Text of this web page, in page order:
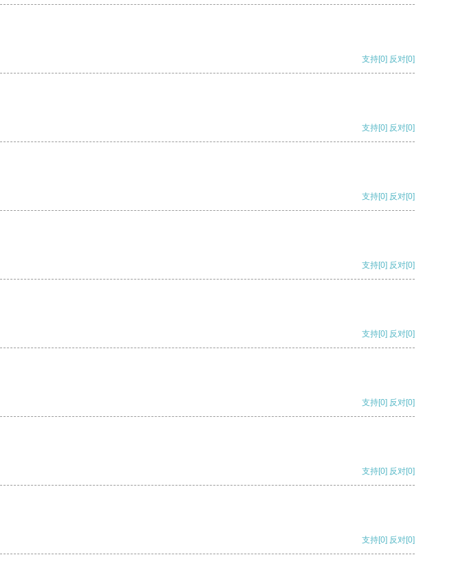
支持[0] 反对[0]
支持[0] 反对[0]
支持[0] 反对[0]
支持[0] 反对[0]
支持[0] 反对[0]
支持[0] 反对[0]
支持[0] 反对[0]
支持[0] 反对[0]